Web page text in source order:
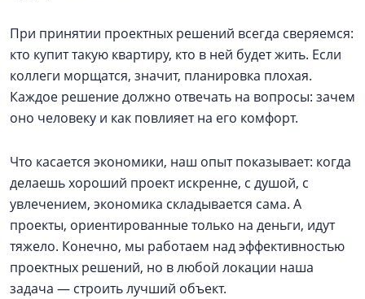
При принятии проектных решений всегда сверяемся:
кто купит такую квартиру, кто в ней будет жить. Если
коллеги морщатся, значит, планировка плохая.
Каждое решение должно отвечать на вопросы: зачем
оно человеку и как повлияет на его комфорт.
Что касается экономики, наш опыт показывает: когда
делаешь хороший проект искренне, с душой, с
увлечением, экономика складывается сама. А
проекты, ориентированные только на деньги, идут
тяжело. Конечно, мы работаем над эффективностью
проектных решений, но в любой локации наша
задача — строить лучший объект.